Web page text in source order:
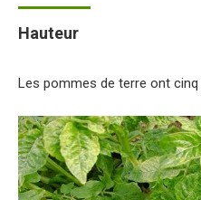
Hauteur
Les pommes de terre ont